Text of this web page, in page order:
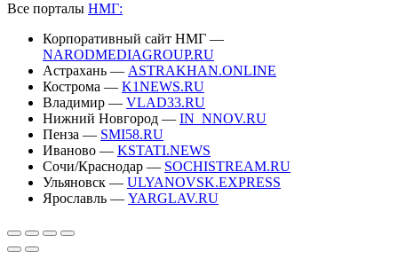
Все порталы НМГ:
Корпоративный сайт НМГ —
NARODMEDIAGROUP.RU
Астрахань — ASTRAKHAN.ONLINE
Кострома — K1NEWS.RU
Владимир — VLAD33.RU
Нижний Новгород — IN_NNOV.RU
Пенза — SMI58.RU
Иваново — KSTATI.NEWS
Сочи/Краснодар — SOCHISTREAM.RU
Ульяновск — ULYANOVSK.EXPRESS
Ярославль — YARGLAV.RU